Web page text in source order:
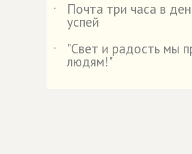
˙
Почта три часа в
успей
˙
"Свет и радость мы
людям!"